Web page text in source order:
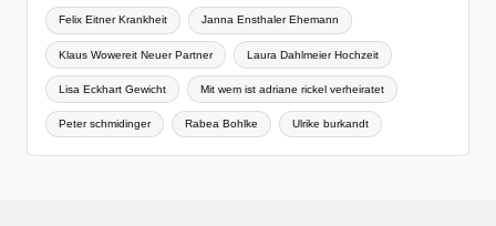
Felix Eitner Krankheit Janna Ensthaler Ehemann
Klaus Wowereit Neuer Partner Laura Dahlmeier Hochzeit
Lisa Eckhart Gewicht Mit wem ist adriane rickel verheiratet
Peter schmidinger Rabea Bohlke Ulrike burkandt